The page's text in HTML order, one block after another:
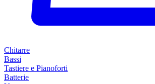
Chitarre
Bassi
Tastiere e Pianoforti
Batterie